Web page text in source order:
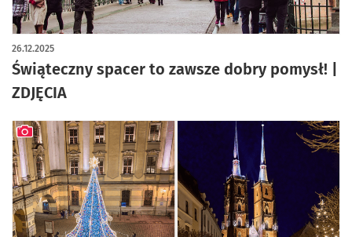
Świąteczny spacer to zawsze dobry pomysł! |
ZDJĘCIA
26.12.2025
artykuł z galerią zdjęć